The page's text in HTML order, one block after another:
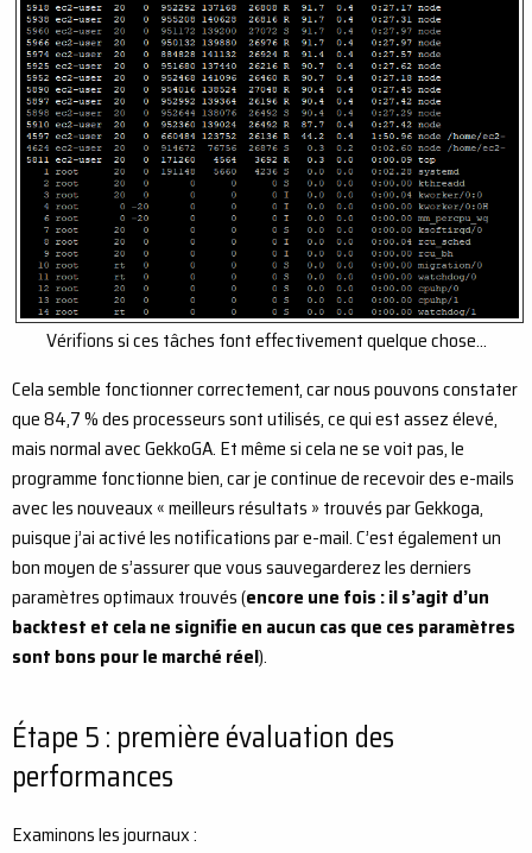
Vérifions si ces tâches font effectivement quelque chose…
Cela semble fonctionner correctement, car nous pouvons constater
que 84,7 % des processeurs sont utilisés, ce qui est assez élevé,
mais normal avec GekkoGA. Et même si cela ne se voit pas, le
programme fonctionne bien, car je continue de recevoir des e-mails
avec les nouveaux « meilleurs résultats » trouvés par Gekkoga,
puisque j’ai activé les notifications par e-mail. C’est également un
bon moyen de s’assurer que vous sauvegarderez les derniers
paramètres optimaux trouvés (encore une fois : il s’agit d’un
backtest et cela ne signifie en aucun cas que ces paramètres
sont bons pour le marché réel).
Étape 5 : première évaluation des
performances
Examinons les journaux :